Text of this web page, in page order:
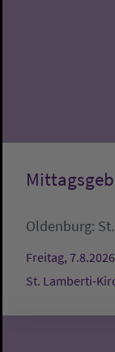
Oldenburg:
Freitag,
St. Lamberti-